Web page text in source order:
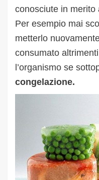
conosciute in merito
Per esempio mai
metterlo
consumato
l’organismo se
congelazione.